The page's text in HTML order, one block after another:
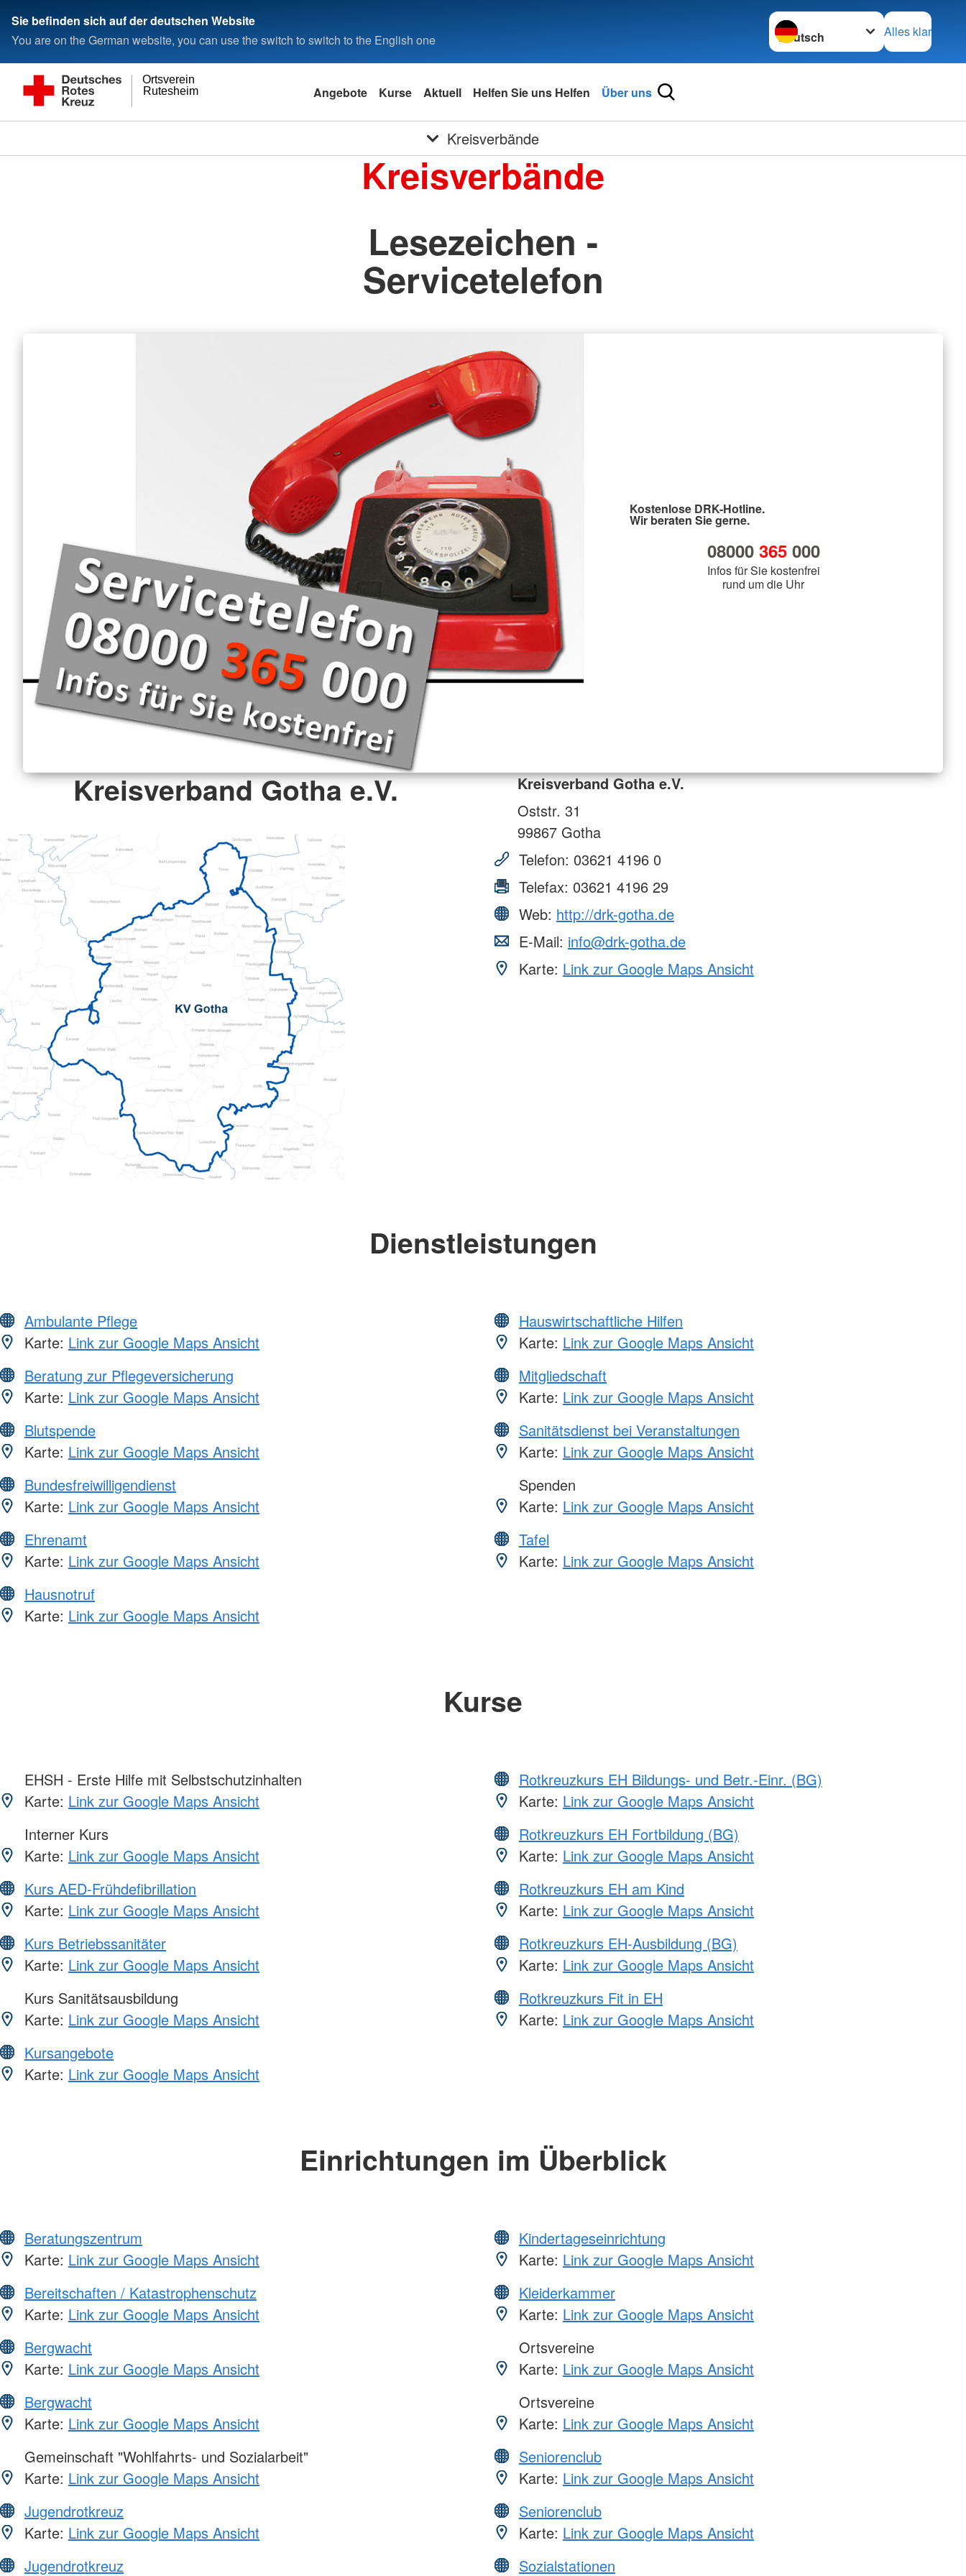
Sie befinden sich auf der deutschen Website
You are on the German website, you can use the switch to switch to the English one
Sprache wechseln zu
Alles klar
Rutesheim
Ortsverein
Angebote Kurse Aktuell Helfen Sie uns Helfen Über uns
Kreisverbände
Kreisverbände
Lesezeichen -
Servicetelefon
Kostenlose DRK-Hotline.
Wir beraten Sie gerne.
08000 365000
Infos für Sie kostenfrei
rund um die Uhr
Kreisverband Gotha e.V.
Kreisverband Gotha e.V.
Oststr. 31
99867 Gotha
Telefon: 03621 4196 0
Telefax: 03621 4196 29
Web: http://drk-gotha.de
E-Mail: info@drk-gotha.de
Karte: Link zur Google Maps Ansicht
Dienstleistungen
Ambulante Pflege
Karte: Link zur Google Maps Ansicht
Beratung zur Pflegeversicherung
Karte: Link zur Google Maps Ansicht
Blutspende
Karte: Link zur Google Maps Ansicht
Bundesfreiwilligendienst
Karte: Link zur Google Maps Ansicht
Ehrenamt
Karte: Link zur Google Maps Ansicht
Hausnotruf
Karte: Link zur Google Maps Ansicht
Hauswirtschaftliche Hilfen
Karte: Link zur Google Maps Ansicht
Mitgliedschaft
Karte: Link zur Google Maps Ansicht
Sanitätsdienst bei Veranstaltungen
Karte: Link zur Google Maps Ansicht
Spenden
Karte: Link zur Google Maps Ansicht
Tafel
Karte: Link zur Google Maps Ansicht
Kurse
EHSH - Erste Hilfe mit Selbstschutzinhalten
Karte: Link zur Google Maps Ansicht
Interner Kurs
Karte: Link zur Google Maps Ansicht
Kurs AED-Frühdefibrillation
Karte: Link zur Google Maps Ansicht
Kurs Betriebssanitäter
Karte: Link zur Google Maps Ansicht
Kurs Sanitätsausbildung
Karte: Link zur Google Maps Ansicht
Kursangebote
Karte: Link zur Google Maps Ansicht
Rotkreuzkurs EH Bildungs- und Betr.-Einr. (BG)
Karte: Link zur Google Maps Ansicht
Rotkreuzkurs EH Fortbildung (BG)
Karte: Link zur Google Maps Ansicht
Rotkreuzkurs EH am Kind
Karte: Link zur Google Maps Ansicht
Rotkreuzkurs EH-Ausbildung (BG)
Karte: Link zur Google Maps Ansicht
Rotkreuzkurs Fit in EH
Karte: Link zur Google Maps Ansicht
Einrichtungen im Überblick
Beratungszentrum
Karte: Link zur Google Maps Ansicht
Bereitschaften / Katastrophenschutz
Karte: Link zur Google Maps Ansicht
Bergwacht
Karte: Link zur Google Maps Ansicht
Bergwacht
Karte: Link zur Google Maps Ansicht
Gemeinschaft "Wohlfahrts- und Sozialarbeit"
Karte: Link zur Google Maps Ansicht
Jugendrotkreuz
Karte: Link zur Google Maps Ansicht
Jugendrotkreuz
Kindertageseinrichtung
Karte: Link zur Google Maps Ansicht
Kleiderkammer
Karte: Link zur Google Maps Ansicht
Ortsvereine
Karte: Link zur Google Maps Ansicht
Ortsvereine
Karte: Link zur Google Maps Ansicht
Seniorenclub
Karte: Link zur Google Maps Ansicht
Seniorenclub
Karte: Link zur Google Maps Ansicht
Sozialstationen